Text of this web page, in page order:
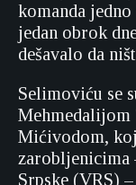
komanda
jedan obrok
dešavalo da
Selimoviću se
Mehmedalijom
Mićivodom,
zarobljenicima
Srpske (VRS)